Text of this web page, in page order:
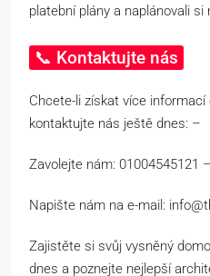
platební plány a naplánovali
📞 Kontaktujte nás
Chcete-li získat více informací
kontaktujte nás ještě dnes: –
Zavolejte nám: 01004545121 –
Napište nám na e-mail:
Zajistěte si svůj vysněný
dnes a poznejte nejlepší